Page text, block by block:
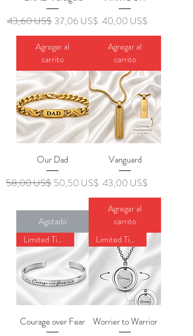
Precio
43,60 US$ Precio de oferta
37,06 US$
Agregar al
carrito
Precio
40,00 US$
Agregar al
carrito
Our Dad
Precio
58,00 US$ Precio de oferta
50,50 US$
Agotado
Vanguard
Precio
43,00 US$
Agregar al
carrito
Limited Time Offer
Courage over Fear
Limited Time Offer
Worrier to Warrior